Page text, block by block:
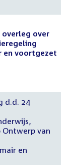
over
en voortgezet
d.d. 24
Ontwerp van
en